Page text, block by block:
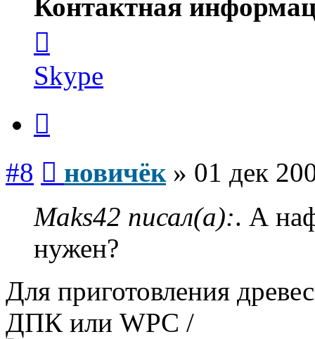
Контактная
пользователя
новичёк
Skype
#8 новичёк» 01 дек
Maks42 писал(а):. А
нужен?
Для приготовления
ДПК или WPC /